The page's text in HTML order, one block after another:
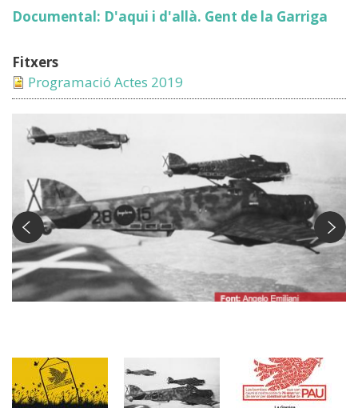
Documental: D'aqui i d'allà. Gent de la Garriga
Fitxers
Programació Actes 2019